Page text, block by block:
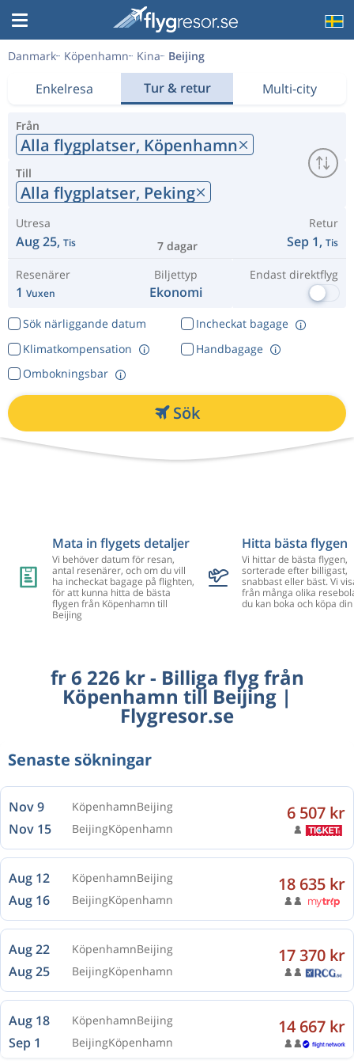
Danmark Köpenhamn Kina Beijing
Enkelresa Tur & retur Multi-city
Från
Alla flygplatser, Köpenhamn
Till
Alla flygplatser, Peking
Utresa
Aug 25, Tis 7 dagar
Retur
Sep 1, Tis
Resenärer
1 Vuxen
Biljettyp
Ekonomi
Endast direktflyg
Sök närliggande datum
Incheckat bagage
Klimatkompensation
Ombokningsbar
Handbagage
Sök
Mata in flygets detaljer
Vi behöver datum för resan,
antal resenärer, och om du vill
ha incheckat bagage på flighten,
för att kunna hitta de bästa
flygen från Köpenhamn till
Beijing
Hitta bästa flygen
Vi hittar de bästa flygen,
sorterade efter billigast,
snabbast eller bäst. Vi
från många olika
du kan boka och köpa
fr 6 226 kr - Billiga flyg från
Köpenhamn till Beijing |
Flygresor.se
Senaste sökningar
Nov 9 KöpenhamnBeijing
Nov 15 BeijingKöpenhamn
6 507 kr
Aug 12 KöpenhamnBeijing
Aug 16 BeijingKöpenhamn
18 635 kr
Aug 22 KöpenhamnBeijing
Aug 25 BeijingKöpenhamn
17 370 kr
Aug 18 KöpenhamnBeijing
Sep 1 BeijingKöpenhamn
14 667 kr